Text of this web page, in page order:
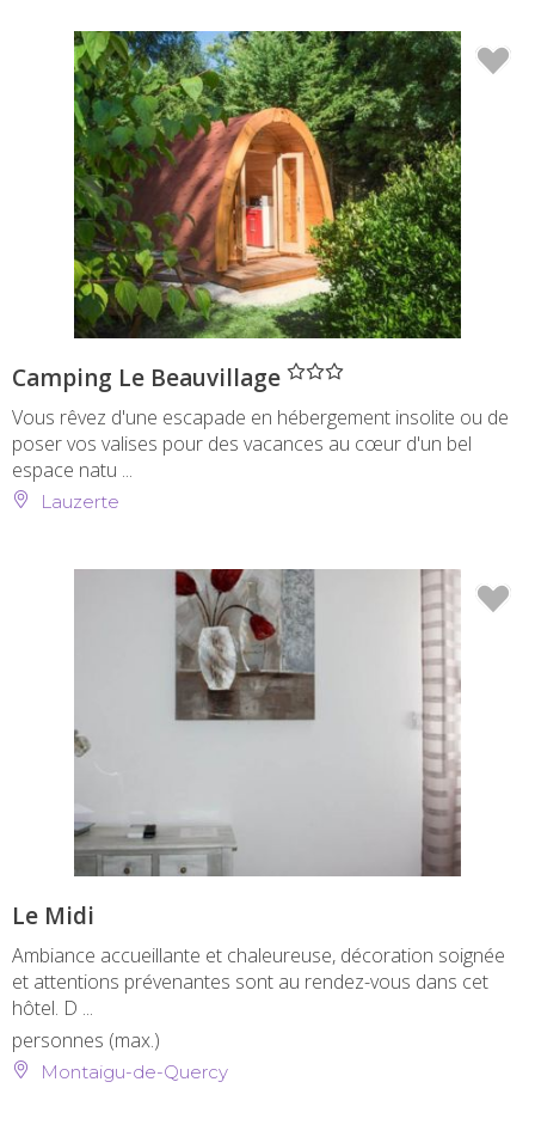
Camping Le Beauvillage
Vous rêvez d'une escapade en hébergement insolite ou de
poser vos valises pour des vacances au cœur d'un bel
espace natu ...
Lauzerte
Le Midi
Ambiance accueillante et chaleureuse, décoration soignée
et attentions prévenantes sont au rendez-vous dans cet
hôtel. D ...
personnes (max.)
Montaigu-de-Quercy